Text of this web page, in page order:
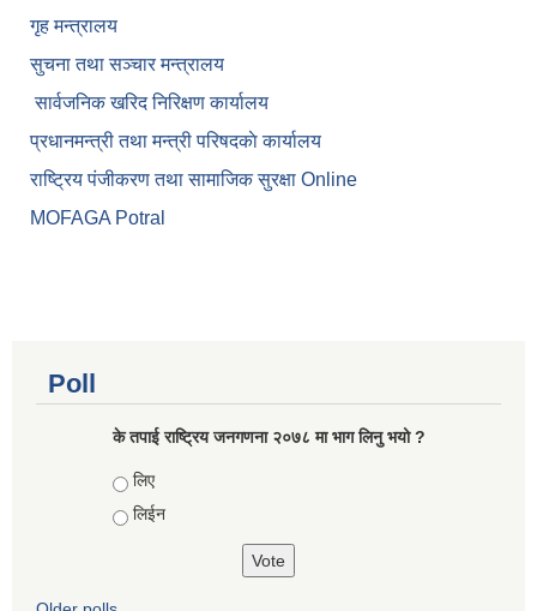
गृह मन्त्रालय
सुचना तथा सञ्चार मन्त्रालय
सार्वजनिक खरिद निरिक्षण कार्यालय
प्रधानमन्त्री तथा मन्त्री परिषदकाे कार्यालय
राष्ट्रिय पंजीकरण तथा सामाजिक सुरक्षा Online
MOFAGA Potral
Poll
के तपाई राष्ट्रिय जनगणना २०७८ मा भाग लिनु भयो ?
Choices
लिए
लिईन